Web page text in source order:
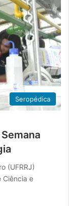
Seropédica
(UFRRJ)
Ciência e